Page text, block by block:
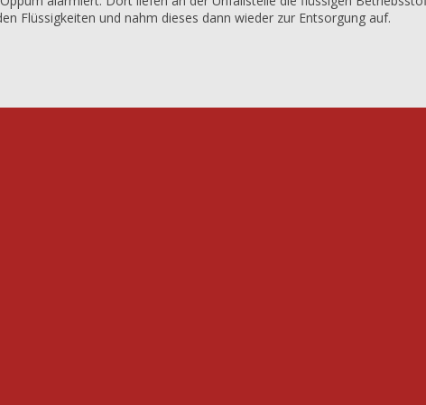
Flüssigkeiten und nahm dieses dann wieder zur Entsorgung auf.